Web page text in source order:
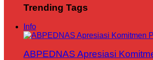
Trending Tags
Info
ABPEDNAS Apresiasi